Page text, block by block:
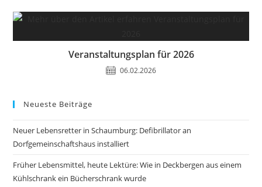
Veranstaltungsplan für 2026
06.02.2026
Neueste Beiträge
Neuer Lebensretter in Schaumburg: Defibrillator an
Dorfgemeinschaftshaus installiert
Früher Lebensmittel, heute Lektüre: Wie in Deckbergen aus einem
Kühlschrank ein Bücherschrank wurde